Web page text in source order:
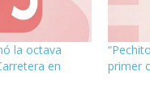
la octava
en
primer